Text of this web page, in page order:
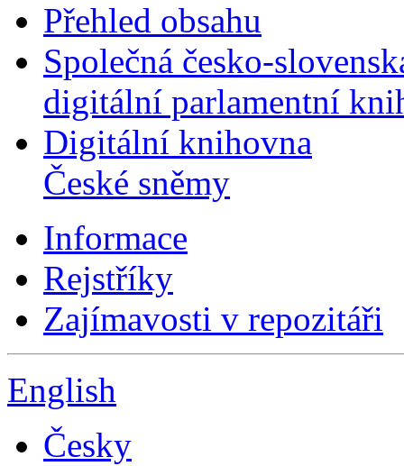
Přehled obsahu
Společná česko-
digitální parlamentní
Digitální knihovna
České sněmy
Informace
Rejstříky
Zajímavosti v repozitáři
English
Česky